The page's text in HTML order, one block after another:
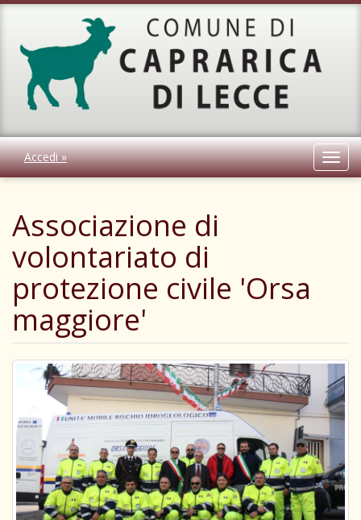
Accedi »
Associazione di
volontariato di
protezione civile 'Orsa
maggiore'